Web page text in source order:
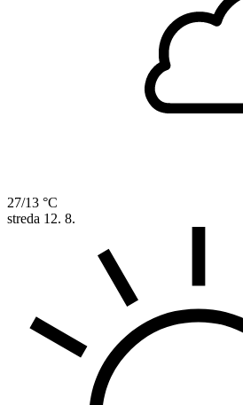
27/13 °C
streda 12. 8.